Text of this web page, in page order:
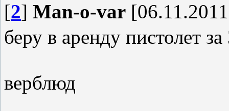
[2] Man-o-var
беру в аренду пистолет
верблюд